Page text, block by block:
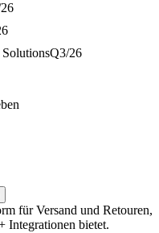
Q3/26
für Versand und Retouren,
Integrationen bietet.